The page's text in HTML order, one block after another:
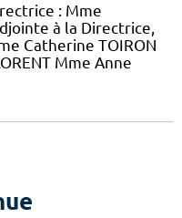
: Mme
à la Directrice,
Catherine TOIRON
Mme Anne